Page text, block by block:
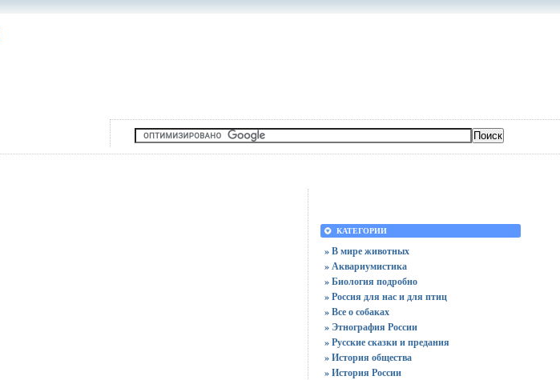
КАТЕГОРИИ
» В мире животных
» Аквариумистика
» Биология подробно
» Россия для нас и для птиц
» Все о собаках
» Этнография России
» Русские сказки и предания
» История общества
» История России